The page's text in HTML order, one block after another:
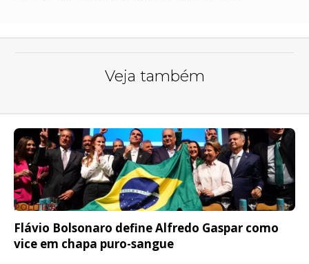
Veja também
POLÍTICA
Flávio Bolsonaro define Alfredo Gaspar como
vice em chapa puro-sangue